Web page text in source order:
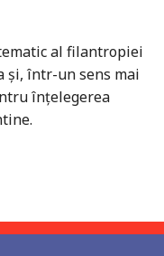
al filantropiei
şi, într-un sens mai
înţelegerea